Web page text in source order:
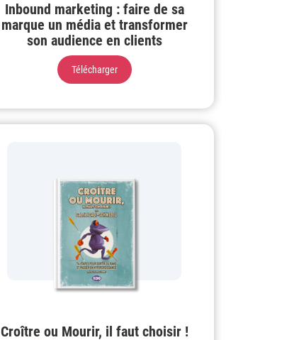
Inbound marketing : faire de sa
marque un média et transformer
son audience en clients
Télécharger
Croître ou Mourir, il faut choisir !